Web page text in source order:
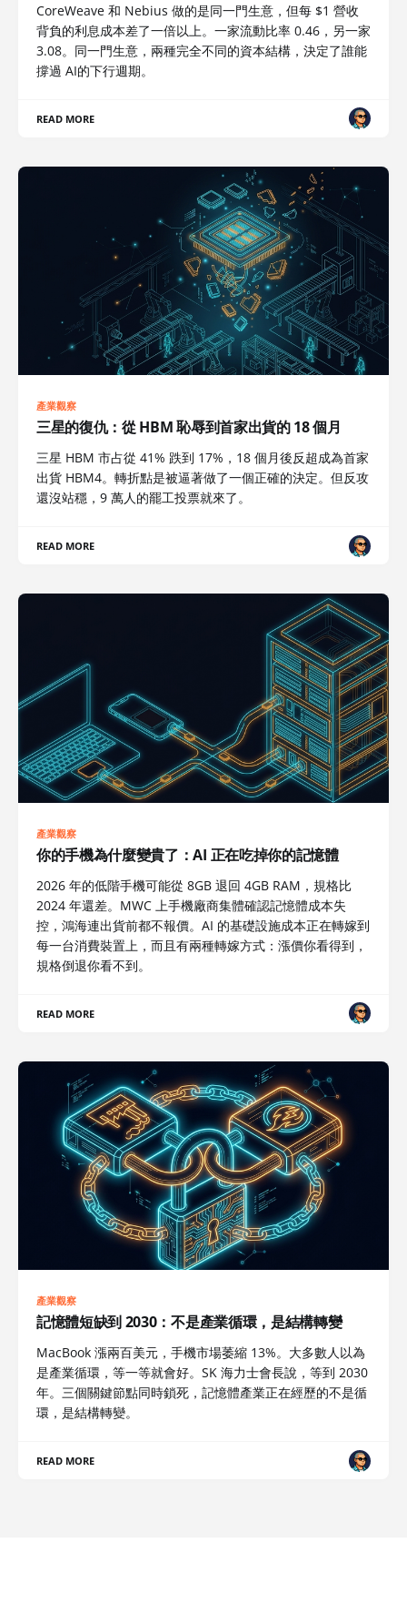
CoreWeave 和 Nebius 做的是同一門生意，但每 $1 營收
背負的利息成本差了一倍以上。一家流動比率 0.46，另一家
3.08。同一門生意，兩種完全不同的資本結構，決定了誰能
撐過 AI的下行週期。
READ MORE
產業觀察
三星的復仇：從 HBM 恥辱到首家出貨的 18 個月
三星 HBM 市占從 41% 跌到 17%，18 個月後反超成為首家
出貨 HBM4。轉折點是被逼著做了一個正確的決定。但反攻
還沒站穩，9 萬人的罷工投票就來了。
READ MORE
產業觀察
你的手機為什麼變貴了：AI 正在吃掉你的記憶體
2026 年的低階手機可能從 8GB 退回 4GB RAM，規格比
2024 年還差。MWC 上手機廠商集體確認記憶體成本失
控，鴻海連出貨前都不報價。AI 的基礎設施成本正在轉嫁到
每一台消費裝置上，而且有兩種轉嫁方式：漲價你看得到，
規格倒退你看不到。
READ MORE
產業觀察
記憶體短缺到 2030：不是產業循環，是結構轉變
MacBook 漲兩百美元，手機市場萎縮 13%。大多數人以為
是產業循環，等一等就會好。SK 海力士會長說，等到 2030
年。三個關鍵節點同時鎖死，記憶體產業正在經歷的不是循
環，是結構轉變。
READ MORE